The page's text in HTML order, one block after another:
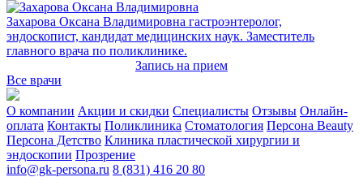
Захарова Оксана Владимировна гастроэнтеролог,
эндоскопист, кандидат медицинских наук. Заместитель
главного врача по поликлинике.
Запись на прием
Все врачи
О компании Акции и скидки Специалисты Отзывы Онлайн-
оплата Контакты Поликлиника Стоматология Персона Beauty
Персона Детство Клиника пластической хирургии и
эндоскопии Прозрение
info@gk-persona.ru 8 (831) 416 20 80